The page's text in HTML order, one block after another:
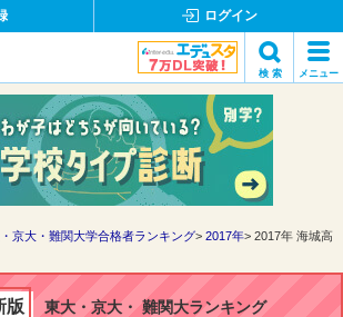
ログイン
検 索 メニュー
検索
京大・難関大学合格者ランキング 2017年
2017年 海城高
版 東大・京大・ 難関大ランキング